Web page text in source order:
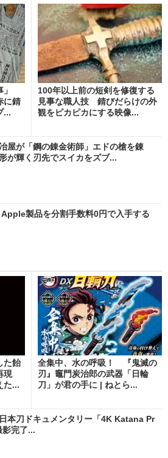
」
に錆
...
100年以上前の短剣を修復する
見事な職人技 錆びだらけの外
観をピカピカにする映像...
屋が「鋼の錬金術師」エドの槍を錬
が輝く刃先でスイカをズブ...
製品を分割手数料0円で入手する
た飴
現
た...
全集中、水の呼吸！ 『鬼滅の
刃』竈門炭治郎の武器「日輪
刀」が君の手に | ねとら...
本刀ドキュメンタリー「4K Katana Pr
完了...